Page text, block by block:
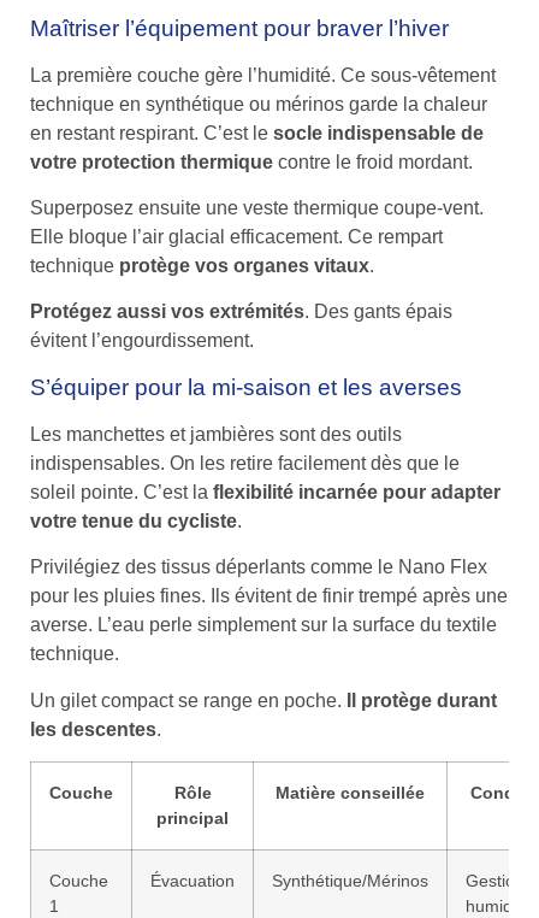
Maîtriser l’équipement pour braver l’hiver
La première couche gère l’humidité. Ce sous-vêtement
technique en synthétique ou mérinos garde la chaleur
en restant respirant. C’est le socle indispensable de
votre protection thermique contre le froid mordant.
Superposez ensuite une veste thermique coupe-vent.
Elle bloque l’air glacial efficacement. Ce rempart
technique protège vos organes vitaux.
Protégez aussi vos extrémités. Des gants épais
évitent l’engourdissement.
S’équiper pour la mi-saison et les averses
Les manchettes et jambières sont des outils
indispensables. On les retire facilement dès que le
soleil pointe. C’est la flexibilité incarnée pour adapter
votre tenue du cycliste.
Privilégiez des tissus déperlants comme le Nano Flex
pour les pluies fines. Ils évitent de finir trempé après une
averse. L’eau perle simplement sur la surface du textile
technique.
Un gilet compact se range en poche.
Il protège durant
les descentes.
Couche
Rôle
principal
Matière conseillée
Couche
1
Évacuation Synthétique/Mérinos
Gestion
humidité